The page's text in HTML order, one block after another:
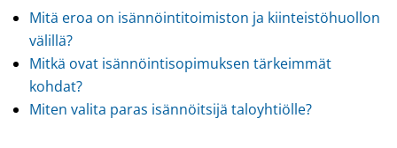
Mitä eroa on isännöintitoimiston ja kiinteistöhuollon
välillä?
Mitkä ovat isännöintisopimuksen tärkeimmät
kohdat?
Miten valita paras isännöitsijä taloyhtiölle?